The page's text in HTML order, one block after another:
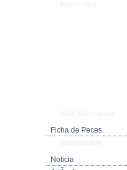
Ficha de Peces
Noticia